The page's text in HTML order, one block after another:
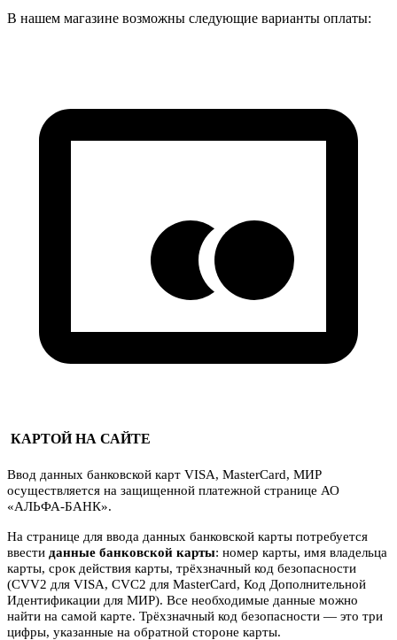
В нашем магазине возможны следующие варианты оплаты:
КАРТОЙ НА САЙТЕ
Ввод данных банковской карт VISA, MasterCard, МИР
осуществляется на защищенной платежной странице АО
«АЛЬФА-БАНК».
На странице для ввода данных банковской карты потребуется
ввести данные банковской карты: номер карты, имя владельца
карты, срок действия карты, трёхзначный код безопасности
(CVV2 для VISA, CVC2 для MasterCard, Код Дополнительной
Идентификации для МИР). Все необходимые данные можно
найти на самой карте. Трёхзначный код безопасности — это три
цифры, указанные на обратной стороне карты.